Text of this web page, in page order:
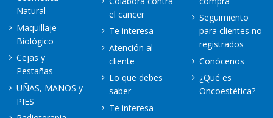
Natural
Maquillaje
Biológico
Cejas y
Pestañas
UÑAS, MANOS y
PIES
el cancer
Te interesa
Atención al
cliente
Lo que debes
saber
Te interesa
Seguimiento
para clientes no
registrados
Conócenos
¿Qué es
Oncoestética?